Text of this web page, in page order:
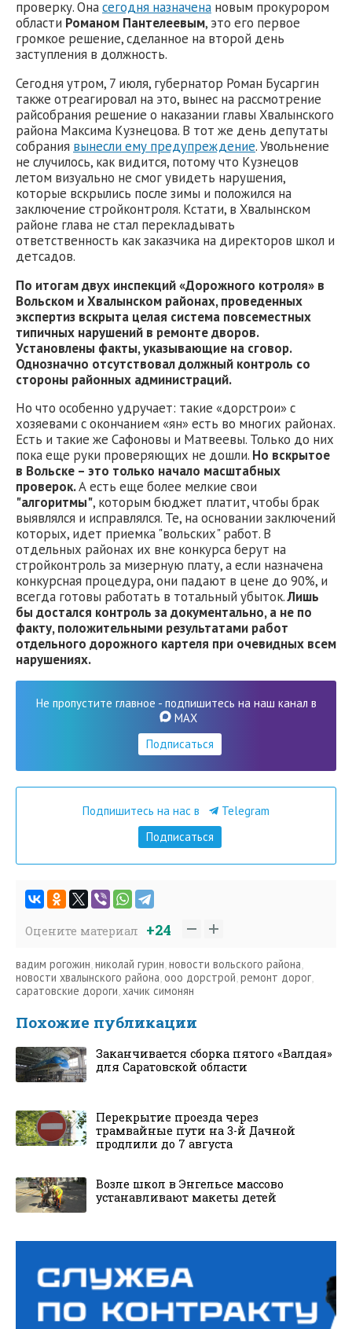
проверку. Онасегодня назначена новым прокурором
области Романом Пантелеевым, это его первое
громкое решение, сделанное на второй день
заступления в должность.
Сегодня утром, 7 июля, губернатор Роман Бусаргин
также отреагировал на это, вынес на рассмотрение
райсобрания решение о наказании главы Хвалынского
района Максима Кузнецова. В тот же день депутаты
собрания вынесли ему предупреждение. Увольнение
не случилось, как видится, потому что Кузнецов
летом визуально не смог увидеть нарушения,
которые вскрылись после зимы и положился на
заключение стройконтроля. Кстати, в Хвалынском
районе глава не стал перекладывать
ответственность как заказчика на директоров школ и
детсадов.
По итогам двух инспекций «Дорожного котроля» в
Вольском и Хвалынском районах, проведенных
экспертиз вскрыта целая система повсеместных
типичных нарушений в ремонте дворов.
Установлены факты, указывающие на сговор.
Однозначно отсутствовал должный контроль со
стороны районных администраций.
Но что особенно удручает: такие «дорстрои» с
хозяевами с окончанием «ян» есть во многих районах.
Есть и такие же Сафоновы и Матвеевы. Только до них
пока еще руки проверяющих не дошли. Но вскрытое
в Вольске – это только начало масштабных
проверок.А есть еще более мелкие свои
"алгоритмы", которым бюджет платит, чтобы брак
выявлялся и исправлялся. Те, на основании заключений
которых, идет приемка "вольских" работ. В
отдельных районах их вне конкурса берут на
стройконтроль за мизерную плату, а если назначена
конкурсная процедура, они падают в цене до 90%, и
всегда готовы работать в тотальный убыток.Лишь
бы достался контроль за документально, а не по
факту, положительными результатами работ
отдельного дорожного картеля при очевидных всем
нарушениях.
Не пропустите главное - подпишитесь на наш канал в
MAX
Подписаться
Подпишитесь на нас в
Telegram
Подписаться
Оцените материал +24
вадим рогожин,николай гурин,новости вольского района,
новости хвалынского района, ооо дорстрой,ремонт дорог,
саратовские дороги,хачик симонян
Похожие публикации
Заканчивается сборка пятого «Валдая»
для Саратовской области
Перекрытие проезда через
трамвайные пути на 3-й Дачной
продлили до 7 августа
Возле школ в Энгельсе массово
устанавливают макеты детей